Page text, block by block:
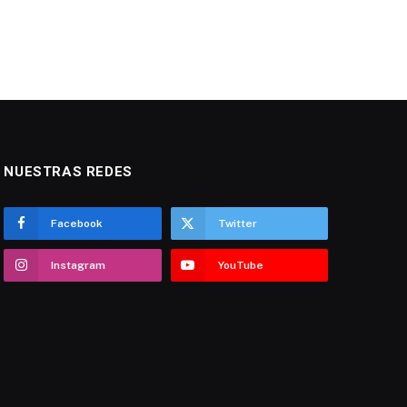
NUESTRAS REDES
Facebook Twitter
Instagram YouTube